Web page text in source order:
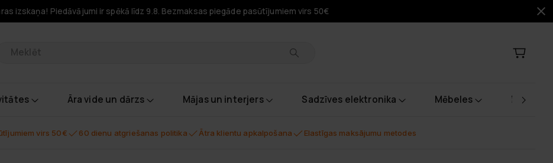
izskaņa! Piedāvājumi ir spēkā līdz 9.8. Bezmaksas piegāde pasūtījumiem virs 50€
Āra vide un dārzs Mājas un interjers Sadzīves elektronika Mēbeles
virs 50€ 60 dienu atgriešanas politika Ātra klientu apkalpošana Elastīgas maksājumu metodes